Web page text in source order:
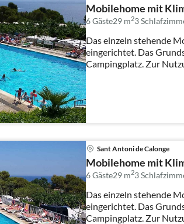
Mobilehome mit
6 Gäste29 m23
Das einzeln stehende
eingerichtet. Das
Campingplatz. Zur
Sant Antoni de Calonge
Mobilehome mit
6 Gäste29 m23
Das einzeln stehende
eingerichtet. Das
Campingplatz. Zur